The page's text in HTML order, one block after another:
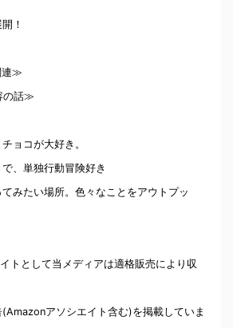
！
連≫
の話≫
ョコが大好き。
、単独行動冒険好き
みたい場所。色々なことをアウトプッ
トとして当メディアは適格販売により収
アソシエイト含む)を掲載していま